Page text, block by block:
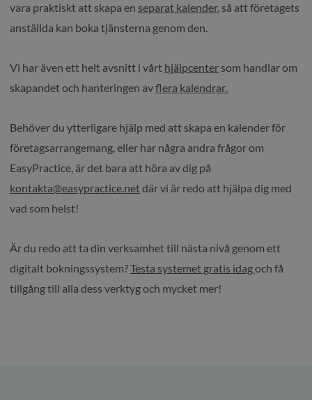
vara praktiskt att skapa en separat kalender, så att företagets
anställda kan boka tjänsterna genom den.
Vi har även ett helt avsnitt i vårt hjälpcenter som handlar om
skapandet och hanteringen avflera kalendrar.
Behöver du ytterligare hjälp med att skapa en kalender för
företagsarrangemang, eller har några andra frågor om
EasyPractice, är det bara att höra av dig på
kontakta@easypractice.netdär vi är redo att hjälpa dig med
vad som helst!
Är du redo att ta din verksamhet till nästa nivå genom ett
digitalt bokningssystem?Testa systemet gratis idagoch få
tillgång till alla dess verktyg och mycket mer!